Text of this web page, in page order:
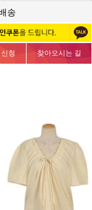
송
청 찾아오시는 길